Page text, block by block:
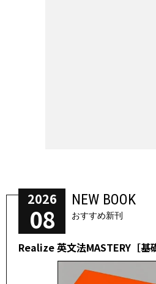
2026
08
NEW BOOK
おすすめ新刊
Realize 英文法MASTERY［基